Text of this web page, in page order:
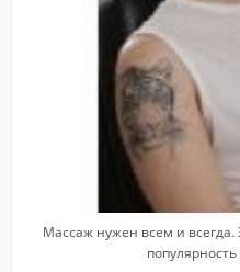
Массаж нужен всем и всегда.
популярность